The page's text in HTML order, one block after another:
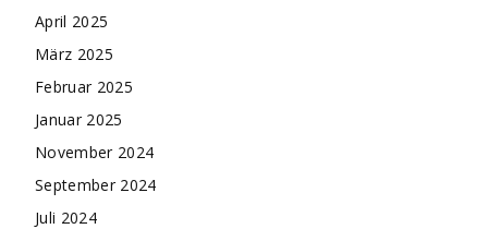
April 2025
März 2025
Februar 2025
Januar 2025
November 2024
September 2024
Juli 2024